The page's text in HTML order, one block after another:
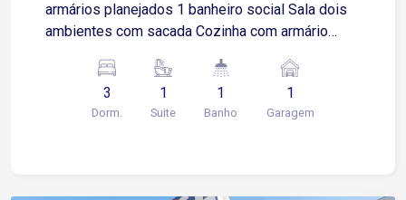
armários planejados 1 banheiro social Sala dois
ambientes com sacada Cozinha com armário
adulto e infantil Quadra poliesportiva Salão de
festas Salão de jogos Brinquedoteca Playground
3
Dorm.
1
Suite
1
Banho
1
Garagem